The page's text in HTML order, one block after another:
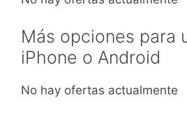
Más opciones para
iPhone o Android
No hay ofertas actualmente